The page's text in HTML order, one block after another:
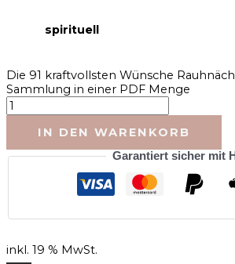
spirituell
Die 91 kraftvollsten Wünsche
Sammlung in einer PDF Menge
IN DEN WARENKORB
Garantiert sicher mit
inkl. 19 % MwSt.